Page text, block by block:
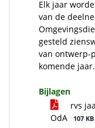
Elk jaar
van de
gesteld
van ontwerp-
komende jaar.
Bijlagen
rvs
OdA
107 KB